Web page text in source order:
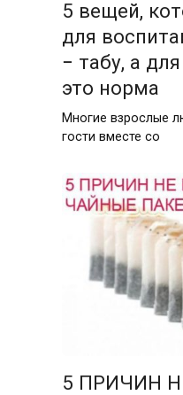
5 вещей,
для
− табу, а
это норма
Многие взрослые
гости вместе со
5 ПРИЧИН